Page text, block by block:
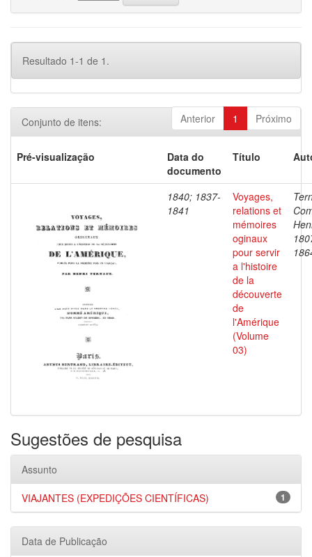
Resultado 1-1 de 1.
Anterior 1 Próximo
Conjunto de itens:
Pré-visualização
Data do
documento
Título
1840; 1837-
1841
Voyages,
relations et
mémoires
oginaux
pour servir
a l'histoire
de la
découverte
de
l'Amérique
(Volume
03)
Sugestões de pesquisa
Assunto
1
VIAJANTES (EXPEDIÇÕES CIENTÍFICAS)
Data de Publicação